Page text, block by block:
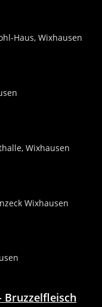
Haus, Wixhausen
Wixhausen
Wixhausen
Bruzzelfleisch